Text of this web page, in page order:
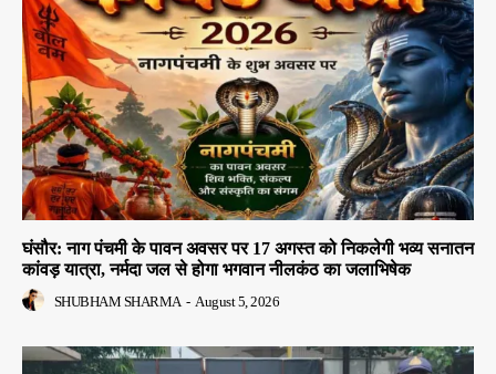
घंसौर: नाग पंचमी के पावन अवसर पर 17 अगस्त को निकलेगी भव्य सनातन
कांवड़ यात्रा, नर्मदा जल से होगा भगवान नीलकंठ का जलाभिषेक
SHUBHAM SHARMA - August 5, 2026